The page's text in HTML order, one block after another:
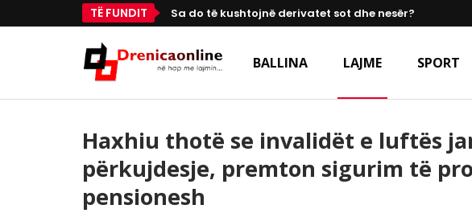
TË FUNDIT Sa do të kushtojnë derivatet sot dhe nesër?
BALLINA LAJME SPORT
Haxhiu thotë se invalidët e luftës
përkujdesje, premton sigurim të
pensionesh